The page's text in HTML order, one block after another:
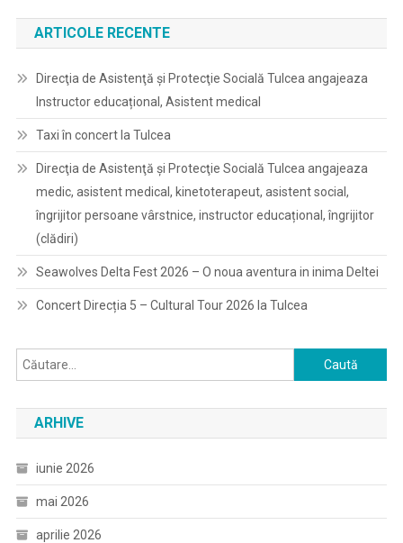
ARTICOLE RECENTE
Direcţia de Asistenţă şi Protecţie Socială Tulcea angajeaza
Instructor educațional, Asistent medical
Taxi în concert la Tulcea
Direcţia de Asistenţă şi Protecţie Socială Tulcea angajeaza
medic, asistent medical, kinetoterapeut, asistent social,
îngrijitor persoane vârstnice, instructor educațional, îngrijitor
(clădiri)
Seawolves Delta Fest 2026 – O noua aventura in inima Deltei
Concert Direcția 5 – Cultural Tour 2026 la Tulcea
Caută
după:
ARHIVE
iunie 2026
mai 2026
aprilie 2026